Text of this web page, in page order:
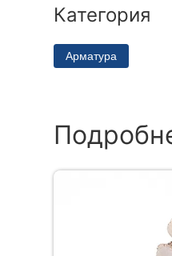
Категория
Арматура